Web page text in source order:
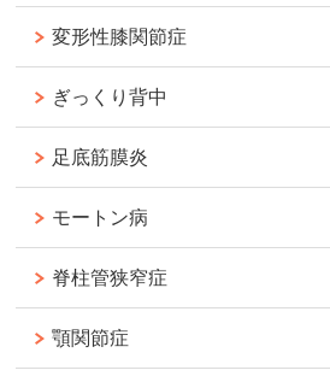
変形性膝関節症
ぎっくり背中
足底筋膜炎
モートン病
脊柱管狭窄症
顎関節症